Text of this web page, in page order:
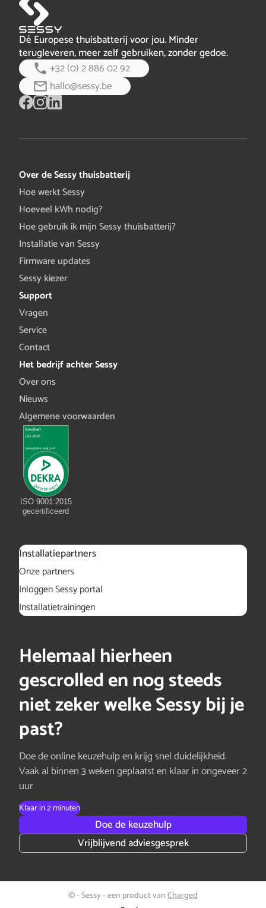
Dé Europese thuisbatterij voor jou. Minder
terugleveren, meer zelf gebruiken, zonder gedoe.
+32 (0) 2 886 02 92
hallo@sessy.be
Over de Sessy thuisbatterij
Hoe werkt Sessy
Hoeveel kWh nodig?
Hoe gebruik ik mijn Sessy thuisbatterij?
Installatie van Sessy
Firmware updates
Sessy kiezer
Support
Vragen
Service
Contact
Het bedrijf achter Sessy
Over ons
Nieuws
Algemene voorwaarden
ISO 9001:2015
gecertificeerd
Installatiepartners
Onze partners
Inloggen Sessy portal
Installatietrainingen
Helemaal hierheen
gescrolled en nog steeds
niet zeker welke Sessy bij je
past?
Doe de online keuzehulp en krijg snel duidelijkheid.
Vaak al binnen 3 weken geplaatst en klaar in ongeveer 2
uur
Klaar in 2 minuten
Doe de keuzehulp
Vrijblijvend adviesgesprek
© - Sessy - een product vanCharged